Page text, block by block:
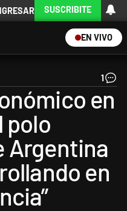
SUSCRIBITE
EN VIVO
1
en
polo
Argentina
en